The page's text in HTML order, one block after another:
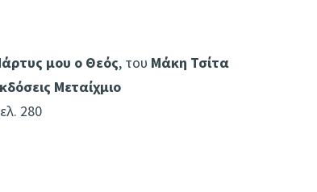
μου ο Θεός, του Μάκη Τσίτα
Μεταίχμιο
280